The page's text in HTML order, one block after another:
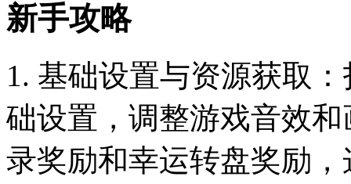
新手攻略
1. 基础设置与资源获取
础设置，调整游戏音效
录奖励和幸运转盘奖励